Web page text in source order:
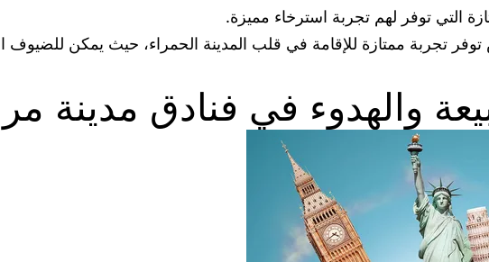
التي توفر لهم تجربة استرخاء مميزة.
تجربة ممتازة للإقامة في قلب المدينة الحمراء، حيث يمكن للضيوف
والهدوء في فنادق مدينة